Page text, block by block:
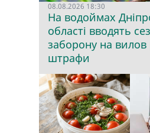
08.08.2026 18:30
На водоймах
області вводять
заборону на вилов
штрафи